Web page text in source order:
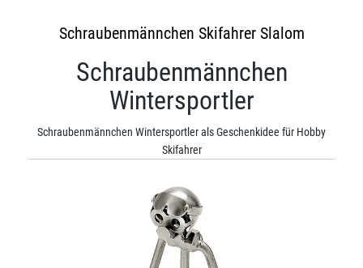
Schraubenmännchen Skifahrer Slalom
Schraubenmännchen
Wintersportler
Schraubenmännchen Wintersportler als Geschenkidee für Hobby
Skifahrer